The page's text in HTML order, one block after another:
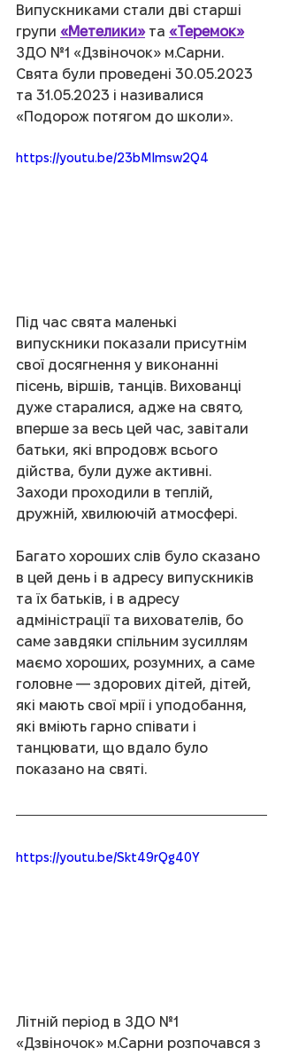
Випускниками стали дві старші
групи «Метелики» та «Теремок»
ЗДО №1 «Дзвіночок» м.Сарни.
Свята були проведені 30.05.2023
та 31.05.2023 і називалися
«Подорож потягом до школи».
https://youtu.be/23bMImsw2Q4
Під час свята маленькі
випускники показали присутнім
свої досягнення у виконанні
пісень, віршів, танців. Вихованці
дуже старалися, адже на свято,
вперше за весь цей час, завітали
батьки, які впродовж всього
дійства, були дуже активні.
Заходи проходили в теплій,
дружній, хвилюючій атмосфері.
Багато хороших слів було сказано
в цей день і в адресу випускників
та їх батьків, і в адресу
адміністрації та вихователів, бо
саме завдяки спільним зусиллям
маємо хороших, розумних, а саме
головне — здорових дітей, дітей,
які мають свої мрії і уподобання,
які вміють гарно співати і
танцювати, що вдало було
показано на святі.
https://youtu.be/Skt49rQg40Y
Літній період в ЗДО №1
«Дзвіночок» м.Сарни розпочався з